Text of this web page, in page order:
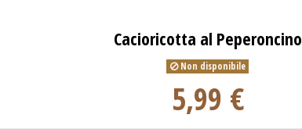
Cacioricotta al Peperoncino
Non disponibile
5,99 €